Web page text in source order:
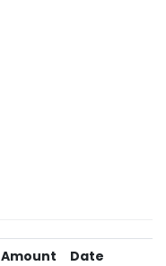
Amount Date